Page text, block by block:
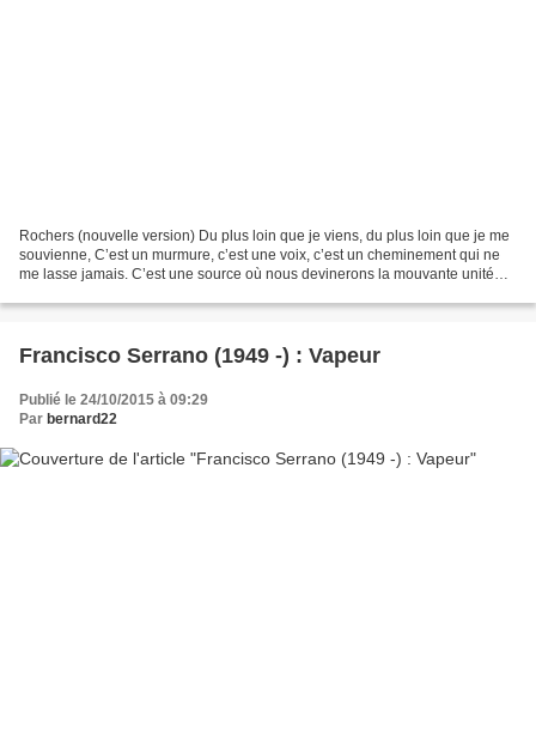
Rochers (nouvelle version) Du plus loin que je viens, du plus loin que je me
souvienne, C’est un murmure, c’est une voix, c’est un cheminement qui ne
me lasse jamais. C’est une source où nous devinerons la mouvante unité
Francisco Serrano (1949 -) : Vapeur
Publié le 24/10/2015 à 09:29
Par bernard22